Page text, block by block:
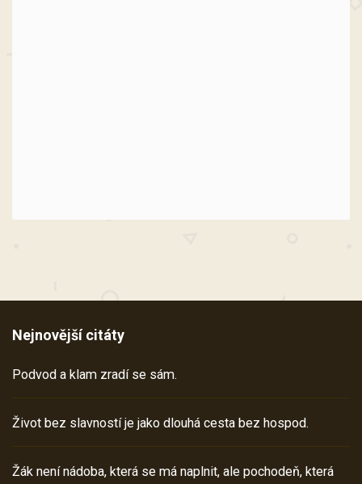
Nejnovější citáty
Podvod a klam zradí se sám.
Život bez slavností je jako dlouhá cesta bez hospod.
Žák není nádoba, která se má naplnit, ale pochodeň, která